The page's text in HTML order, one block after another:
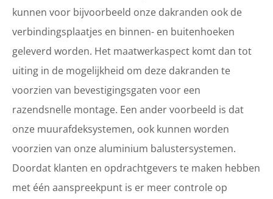
kunnen voor bijvoorbeeld onze dakranden ook de
verbindingsplaatjes en binnen- en buitenhoeken
geleverd worden. Het maatwerkaspect komt dan tot
uiting in de mogelijkheid om deze dakranden te
voorzien van bevestigingsgaten voor een
razendsnelle montage. Een ander voorbeeld is dat
onze muurafdeksystemen, ook kunnen worden
voorzien van onze aluminium balustersystemen.
Doordat klanten en opdrachtgevers te maken hebben
met één aanspreekpunt is er meer controle op